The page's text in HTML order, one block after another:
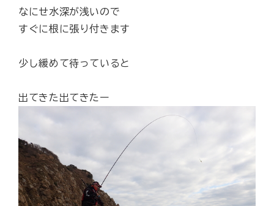
なにせ水深が浅いので
すぐに根に張り付きます
少し緩めて待っていると
出てきた出てきたー